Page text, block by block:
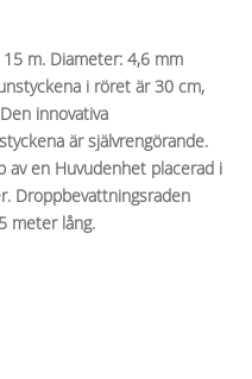
m. Diameter: 4,6 mm
i röret är 30 cm,
innovativa
är självrengörande.
en Huvudenhet placerad i
Droppbevattningsraden
meter lång.